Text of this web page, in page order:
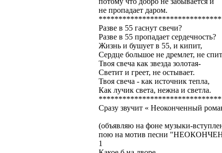
не пропадает даром.
Разве в 55 гаснут свечи?
Разве в 55 пропадает сердечность?
Жизнь и бушует в 55, и кипит,
Сердце большое не дремлет, не
Твоя свеча как звезда золотая-
Светит и греет, не остывает.
Твоя свеча - как источник тепла,
Как лучик света, нежна и светла.
Сразу звучит « Неоконченный
(объявляю на фоне музыки-
пою на мотив песни
1